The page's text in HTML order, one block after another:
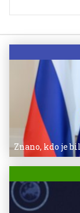
Znano, kdo je